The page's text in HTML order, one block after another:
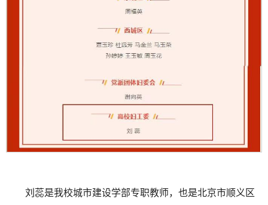
刘蕊是我校城市建设学部专职教师，也是北京市顺义区